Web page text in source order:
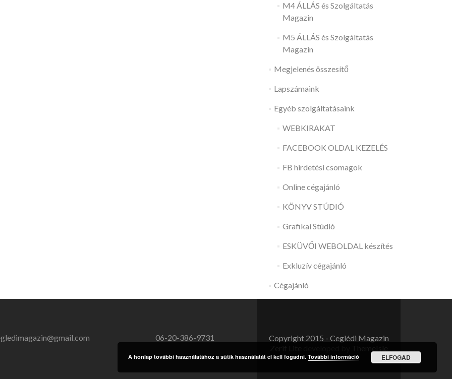
M4 ÁLLÁS és Szolgáltatás
Magazin
M5 ÁLLÁS és Szolgáltatás
Magazin
Megjelenés összesítő
Lapszámaink
Egyéb szolgáltatásaink
WEBKIRAKAT
FACEBOOK OLDAL KEZELÉS
FB hirdetési csomagok
Online cégajánló
KÖNYV STÚDIÓ
Grafikai Stúdió
ESKÜVŐI WEBOLDAL készítés
Exkluzív cégajánló
Cégajánló
06-20-386-9731
Copyright 2015 - Ceglédi Magazin
A honlap további használatához a sütik használatát el kell fogadni. További információ ELFOGAD